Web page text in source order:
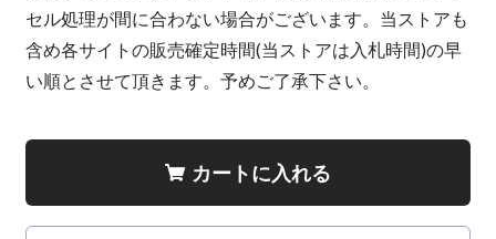
セル処理が間に合わない場合がございます。当ストアも
含め各サイトの販売確定時間(当ストアは入札時間)の早
い順とさせて頂きます。予めご了承下さい。
カートに入れる